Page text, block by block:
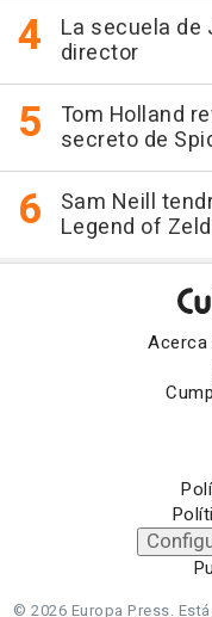
La secuela de
director
Tom Holland
secreto de
Sam Neill
Legend of
© 2026 Europa Press.